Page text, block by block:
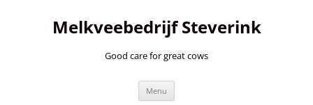
Melkveebedrijf Steverink
Good care for great cows
Menu